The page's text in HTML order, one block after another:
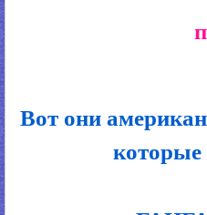
Вот они
которые